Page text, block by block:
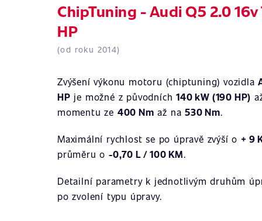
ChipTuning - Audi Q5 2.0
HP
(od roku 2014)
Zvýšení výkonu motoru (chiptuning) vozidla
HP je možné z původních140 kW (190 HP)
momentu ze 400 Nm až na530 Nm.
Maximální rychlost se po úpravě zvýší o + 9
průměru o-0,70 L / 100 KM.
Detailní parametry k jednotlivým druhům
po zvolení typu úpravy.